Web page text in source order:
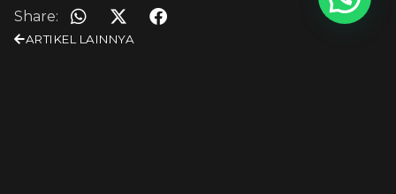
Share:
ARTIKEL LAINNYA